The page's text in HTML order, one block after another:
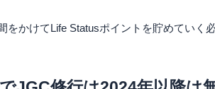
かけてLife Statusポイントを貯めていく